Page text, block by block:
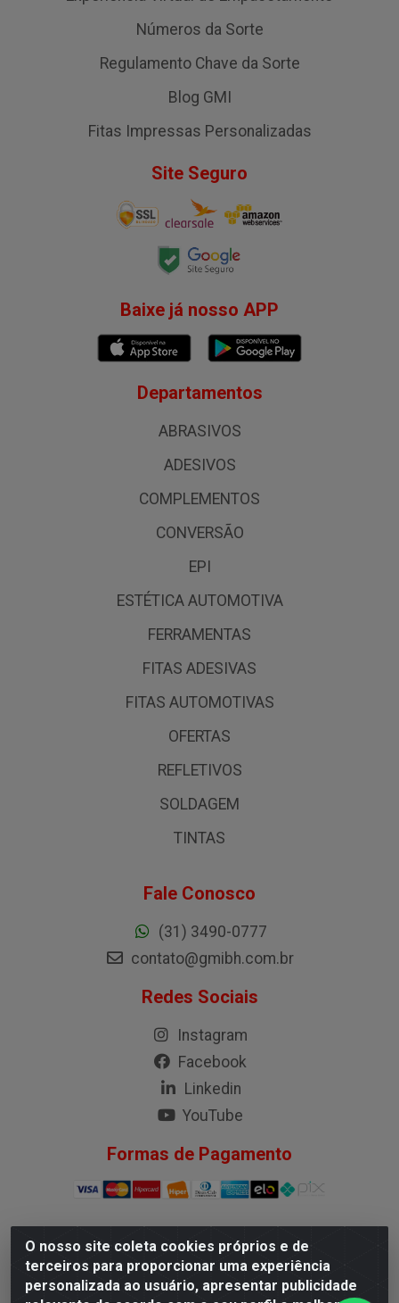
O nosso site coleta cookies próprios e de
terceiros para proporcionar uma experiência
personalizada ao usuário, apresentar publicidade
Números da Sorte
Regulamento Chave da Sorte
Blog GMI
Fitas Impressas Personalizadas
Site Seguro
Baixe já nosso APP
Departamentos
ABRASIVOS
ADESIVOS
COMPLEMENTOS
CONVERSÃO
EPI
ESTÉTICA AUTOMOTIVA
FERRAMENTAS
FITAS ADESIVAS
FITAS AUTOMOTIVAS
OFERTAS
REFLETIVOS
SOLDAGEM
TINTAS
Fale Conosco
(31) 3490-0777
contato@gmibh.com.br
Redes Sociais
Instagram
Facebook
Linkedin
YouTube
Formas de Pagamento
G.M.I. Distribuidora LTDA - Rua Conselheiro Pena, 50 -
Santa Branca, Belo Horizonte/MG - CEP 31.710-150 -
CNPJ 04.098.359/0001-02